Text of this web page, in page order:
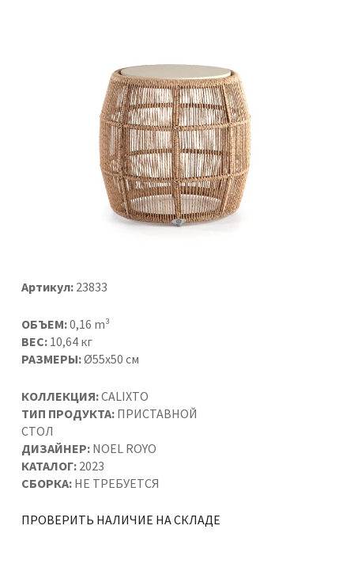
Артикул:23833
ОБЪЕМ:0,16 m³
ВЕС: 10,64 кг
РАЗМЕРЫ:Ø55x50 см
КОЛЛЕКЦИЯ:CALIXTO
ТИП ПРОДУКТА: ПРИСТАВНОЙ
СТОЛ
ДИЗАЙНЕР: NOEL ROYO
КАТАЛОГ: 2023
СБОРКА: НЕ ТРЕБУЕТСЯ
ПРОВЕРИТЬ НАЛИЧИЕ НА СКЛАДЕ